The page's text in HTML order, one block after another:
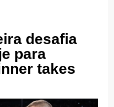
desafia
para
takes